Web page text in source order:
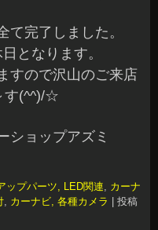
て完了しました。
となります。
すので沢山のご来店
す(^^)/☆
ョップアズミ
ップパーツ, LED関連, カーナ
, カーナビ, 各種カメラ
投稿